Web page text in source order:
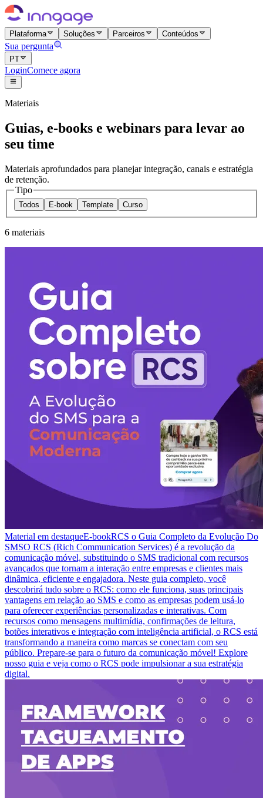
Plataforma Soluções Parceiros Conteúdos
Sua pergunta
PT
LoginComece agora
Materiais
Guias, e-books e webinars para levar ao
seu time
Materiais aprofundados para planejar integração, canais e estratégia
de retenção.
Tipo
Todos E-book Template Curso
6 materiais
Material em destaqueE-bookRCS o Guia Completo da Evolução Do
SMSO RCS (Rich Communication Services) é a revolução da
comunicação móvel, substituindo o SMS tradicional com recursos
avançados que tornam a interação entre empresas e clientes mais
dinâmica, eficiente e engajadora. Neste guia completo, você
descobrirá tudo sobre o RCS: como ele funciona, suas principais
vantagens em relação ao SMS e como as empresas podem usá-lo
para oferecer experiências personalizadas e interativas. Com
recursos como mensagens multimídia, confirmações de leitura,
botões interativos e integração com inteligência artificial, o RCS está
transformando a maneira como marcas se conectam com seu
público. Prepare-se para o futuro da comunicação móvel! Explore
nosso guia e veja como o RCS pode impulsionar a sua estratégia
digital.